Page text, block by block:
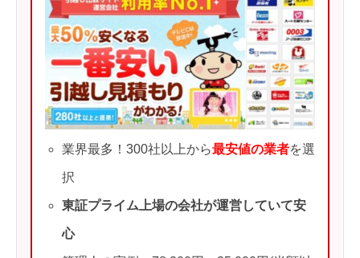
業界最多！300社以上から最安値の業者を選
択
東証プライム上場の会社が運営していて安
心